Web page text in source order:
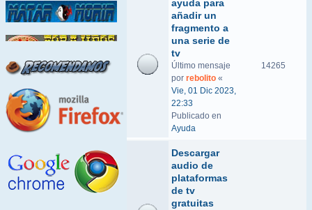
ayuda para
añadir un
fragmento a
una serie de
tv
Último mensaje
por rebolito «
Vie, 01 Dic 2023,
22:33
Publicado en
Ayuda
14265
Descargar
audio de
plataformas
de tv
gratuitas